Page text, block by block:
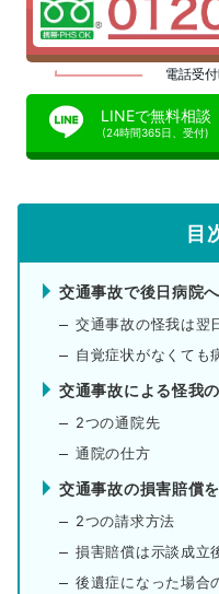
電話受
LINEで無料相談
(24時間365日、受付)
目
交通事故で後日病院
交通事故の怪我は翌
自覚症状がなくても
交通事故による怪我
2つの通院先
通院の仕方
交通事故の損害賠償
2つの請求方法
損害賠償は示談成立
後遺症になった場合